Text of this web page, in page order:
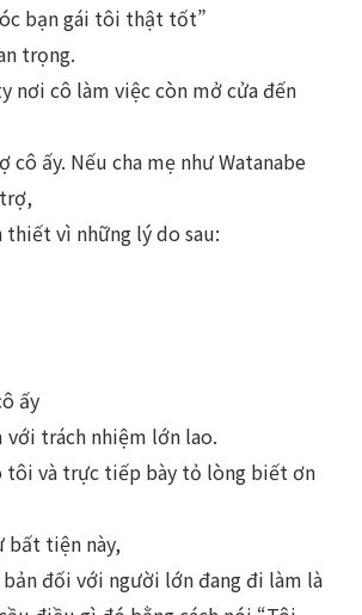
bạn gái tôi thật tốt”
trọng.
nơi cô làm việc còn mở cửa đến
cô ấy. Nếu cha mẹ như Watanabe
thiết vì những lý do sau:
ấy
trách nhiệm lớn lao.
tôi và trực tiếp bày tỏ lòng biết ơn
bất tiện này,
bản đối với người lớn đang đi làm là